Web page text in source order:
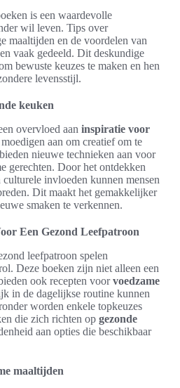
is een waardevolle
wil leven. Tips over
maaltijden en de voordelen van
vaak gedeeld. Dit deskundige
bewuste keuzes te maken en hen
levensstijl.
keuken
overvloed aan inspiratie voor
aan om creatief om te
nieuwe technieken aan voor
gerechten. Door het ontdekken
invloeden kunnen mensen
Dit maakt het gemakkelijker
smaken te verkennen.
Een Gezond Leefpatroon
leefpatroon spelen
Deze boeken zijn niet alleen een
ook recepten voorvoedzame
in de dagelijkse routine kunnen
worden enkele topkeuzes
die zich richten op gezonde
aan opties die beschikbaar
maaltijden